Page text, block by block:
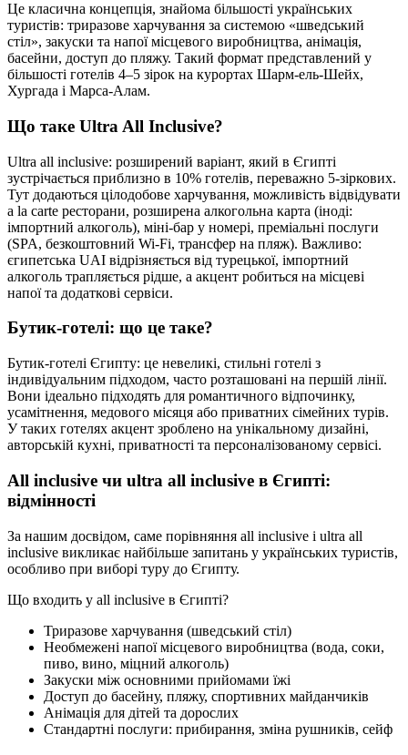
Це класична концепція, знайома більшості українських
туристів: триразове харчування за системою «шведський
стіл», закуски та напої місцевого виробництва, анімація,
басейни, доступ до пляжу. Такий формат представлений у
більшості готелів 4–5 зірок на курортах Шарм-ель-Шейх,
Хургада і Марса-Алам.
Що таке Ultra All Inclusive?
Ultra all inclusive: розширений варіант, який в Єгипті
зустрічається приблизно в 10% готелів, переважно 5-зіркових.
Тут додаються цілодобове харчування, можливість відвідувати
a la carte ресторани, розширена алкогольна карта (іноді:
імпортний алкоголь), міні-бар у номері, преміальні послуги
(SPA, безкоштовний Wi-Fi, трансфер на пляж). Важливо:
єгипетська UAI відрізняється від турецької, імпортний
алкоголь трапляється рідше, а акцент робиться на місцеві
напої та додаткові сервіси.
Бутик-готелі: що це таке?
Бутик-готелі Єгипту: це невеликі, стильні готелі з
індивідуальним підходом, часто розташовані на першій лінії.
Вони ідеально підходять для романтичного відпочинку,
усамітнення, медового місяця або приватних сімейних турів.
У таких готелях акцент зроблено на унікальному дизайні,
авторській кухні, приватності та персоналізованому сервісі.
All inclusive чи ultra all inclusive в Єгипті:
відмінності
За нашим досвідом, саме порівняння all inclusive і ultra all
inclusive викликає найбільше запитань у українських туристів,
особливо при виборі туру до Єгипту.
Що входить у all inclusive в Єгипті?
Триразове харчування (шведський стіл)
Необмежені напої місцевого виробництва (вода, соки,
пиво, вино, міцний алкоголь)
Закуски між основними прийомами їжі
Доступ до басейну, пляжу, спортивних майданчиків
Анімація для дітей та дорослих
Стандартні послуги: прибирання, зміна рушників, сейф